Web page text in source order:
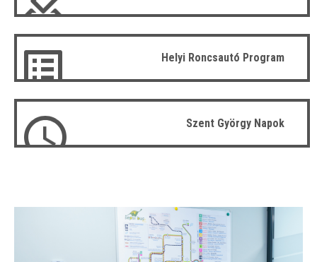
Helyi Roncsautó Program
Szent György Napok